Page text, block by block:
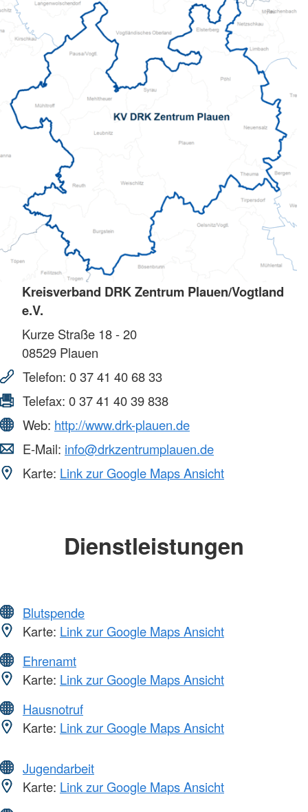
Kreisverband DRK Zentrum Plauen/Vogtland
e.V.
Kurze Straße 18 - 20
08529 Plauen
Telefon: 0 37 41 40 68 33
Telefax: 0 37 41 40 39 838
Web: http://www.drk-plauen.de
E-Mail: info@drkzentrumplauen.de
Karte: Link zur Google Maps Ansicht
Dienstleistungen
Blutspende
Karte: Link zur Google Maps Ansicht
Ehrenamt
Karte: Link zur Google Maps Ansicht
Hausnotruf
Karte: Link zur Google Maps Ansicht
Jugendarbeit
Karte: Link zur Google Maps Ansicht